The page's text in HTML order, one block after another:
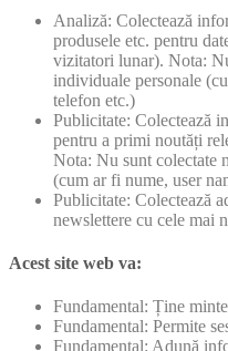
Analiză: Colectează
produsele etc. pentru
vizitatori lunar). Nota:
individuale personale
telefon etc.)
Publicitate: Colectează
pentru a primi noutăți
Nota: Nu sunt colectate
(cum ar fi nume, user
Publicitate: Colectează
newslettere cu cele mai
Acest site web va:
Fundamental: Ține
Fundamental: Permite
Fundamental: Adună